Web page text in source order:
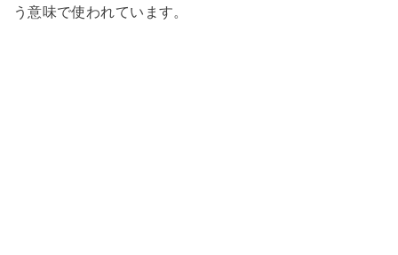
う意味で使われています。